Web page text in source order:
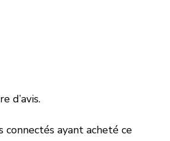
d’avis.
connectés ayant acheté ce